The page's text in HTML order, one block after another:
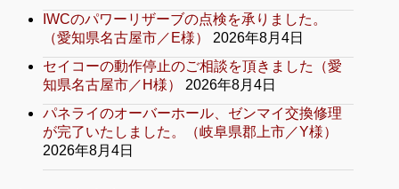
IWCのパワーリザーブの点検を承りました。
（愛知県名古屋市／E様）
2026年8月4日
セイコーの動作停止のご相談を頂きました（愛
知県名古屋市／H様）
2026年8月4日
パネライのオーバーホール、ゼンマイ交換修理
が完了いたしました。（岐阜県郡上市／Y様）
2026年8月4日